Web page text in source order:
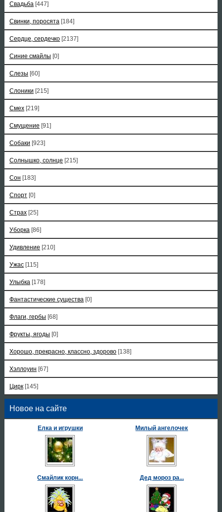
Свадьба [447]
Свинки, поросята [184]
Сердце, сердечко [2137]
Синие смайлы [0]
Слезы [60]
Слоники [215]
Смех [219]
Смущение [91]
Собаки [923]
Солнышко, солнце [215]
Сон [183]
Спорт [0]
Страх [25]
Уборка [86]
Удивление [210]
Ужас [115]
Улыбка [178]
Фантастические существа [0]
Флаги, гербы [68]
Фрукты, ягоды [0]
Хорошо, прекрасно, классно, здорово [138]
Хэллоуин [67]
Цирк [145]
Новое на сайте
Елка и игрушки Милый ангелочек
Смайлик корн... Дед мороз ра...